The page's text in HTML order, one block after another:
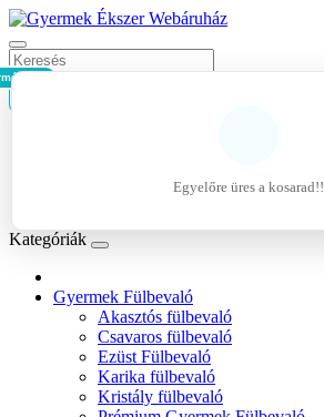
- 0Ft
Egyelőre üres a kosarad!!
Kategóriák
Gyermek Fülbevaló
Akasztós fülbevaló
Csavaros fülbevaló
Ezüst Fülbevaló
Karika fülbevaló
Kristály fülbevaló